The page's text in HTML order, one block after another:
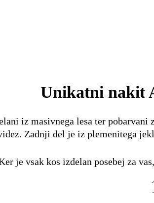
Unikatni nakit
iz masivnega lesa ter
Zadnji del je iz plemenitega
je vsak kos izdelan posebej za